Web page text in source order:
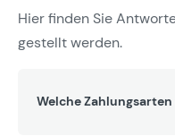
Hier finden Sie
gestellt werden.
Welche